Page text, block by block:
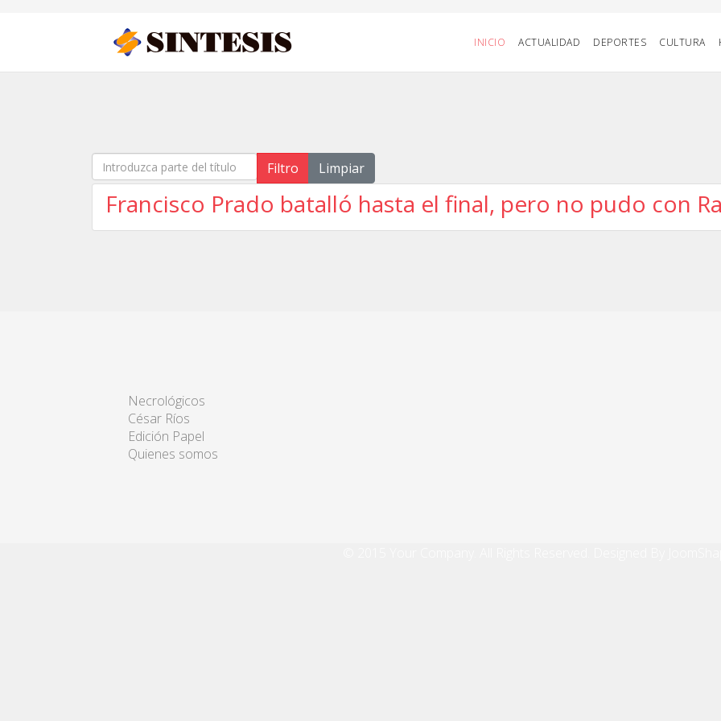
INICIO ACTUALIDAD DEPORTES CULTURA
Introduzca parte del título Filtro Limpiar
Francisco Prado batalló hasta el final, pero no pudo con
Necrológicos
César Ríos
Edición Papel
Quienes somos